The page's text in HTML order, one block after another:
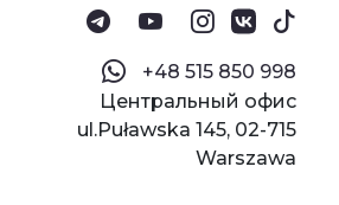
‪+48 515 850 998‬
Центральный офис
ul.Puławska 145, 02-715
Warszawa